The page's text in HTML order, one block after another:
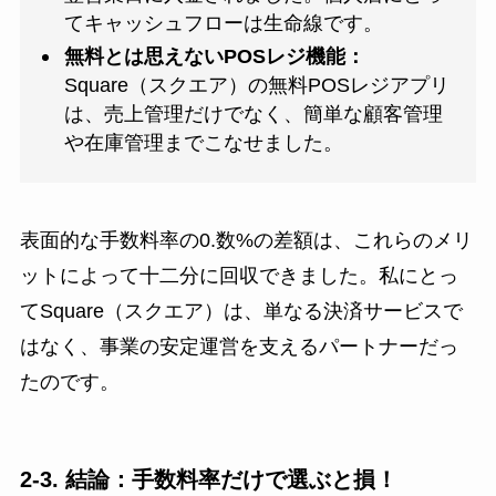
てキャッシュフローは生命線です。
無料とは思えないPOSレジ機能：
Square（スクエア）の無料POSレジアプリ
は、売上管理だけでなく、簡単な顧客管理
や在庫管理までこなせました。
表面的な手数料率の0.数%の差額は、これらのメリ
ットによって十二分に回収できました。私にとっ
てSquare（スクエア）は、単なる決済サービスで
はなく、事業の安定運営を支えるパートナーだっ
たのです。
2-3. 結論：手数料率だけで選ぶと損！